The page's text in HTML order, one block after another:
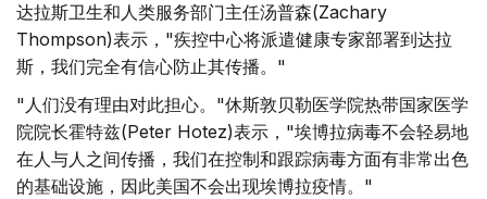
达拉斯卫生和人类服务部门主任汤普森(Zachary
Thompson)表示，"疾控中心将派遣健康专家部署到达拉
斯，我们完全有信心防止其传播。"
"人们没有理由对此担心。"休斯敦贝勒医学院热带国家医学
院院长霍特兹(Peter Hotez)表示，"埃博拉病毒不会轻易地
在人与人之间传播，我们在控制和跟踪病毒方面有非常出色
的基础设施，因此美国不会出现埃博拉疫情。"